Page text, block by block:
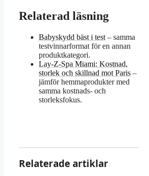
Relaterad läsning
Babyskydd bäst i test – samma
testvinnarformat för en annan
produktkategori.
Lay-Z-Spa Miami: Kostnad,
storlek och skillnad mot Paris –
jämför hemmaprodukter med
samma kostnads- och
storleksfokus.
Relaterade artiklar